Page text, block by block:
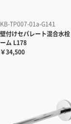
KB-TP007-01a-G141
壁付けセパレート混合水栓
ーム L178
￥34,500